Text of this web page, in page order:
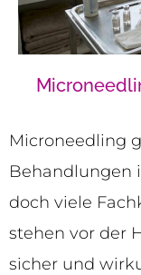
Microneedling
Behandlungen
doch viele
stehen vor der
sicher und